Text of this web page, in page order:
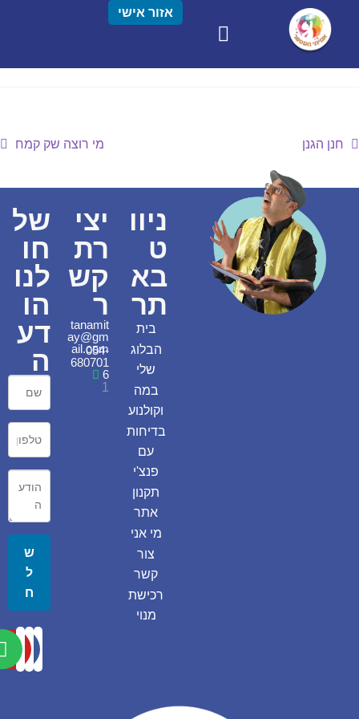
אזור אישי
חנן הגנן מי רוצה שק קמח
ניוו
ט
בא
תר
בית
הבלוג
שלי
במה
וקולנוע
בדיחות
עם
פנצ'י
תקנון
אתר
מי אני
צור
קשר
רכישת
מנוי
יצי
רת
קש
ר
tanamit
ay@gm
ail.com
054-
680701
6
1
של
חו
לנו
הו
דע
ה
ש
ל
ח